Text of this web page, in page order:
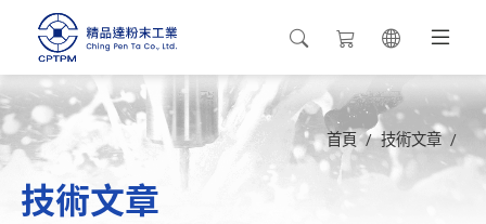
首頁 技術文章
技術文章